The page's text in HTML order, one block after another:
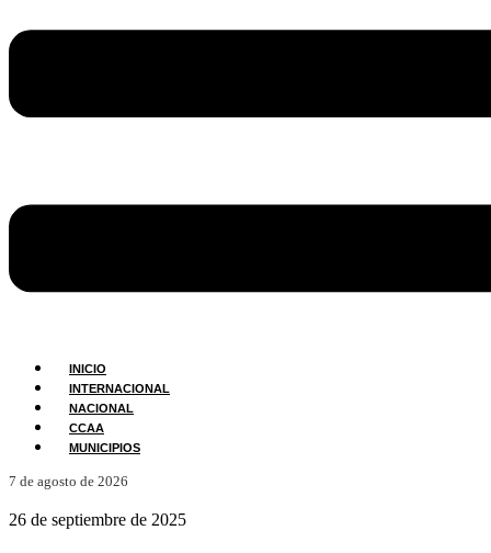
INICIO
INTERNACIONAL
NACIONAL
CCAA
MUNICIPIOS
7 de agosto de 2026
26 de septiembre de 2025